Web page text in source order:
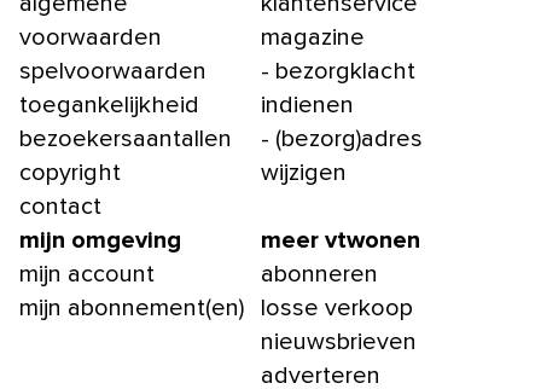
voorwaarden
spelvoorwaarden
toegankelijkheid
bezoekersaantallen
copyright
contact
magazine
- bezorgklacht
indienen
- (bezorg)adres
wijzigen
mijn omgeving
mijn account
mijn abonnement(en)
meer vtwonen
abonneren
losse verkoop
nieuwsbrieven
adverteren